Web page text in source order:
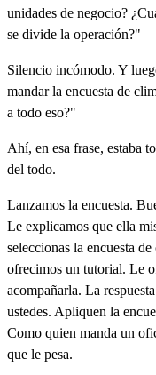
unidades de negocio?
se divide la operación?"
Silencio incómodo. Y
mandar la encuesta de
a todo eso?"
Ahí, en esa frase, estaba
del todo.
Lanzamos la encuesta.
Le explicamos que ella
seleccionas la encuesta
ofrecimos un tutorial. Le
acompañarla. La
ustedes. Apliquen la
Como quien manda un
que le pesa.